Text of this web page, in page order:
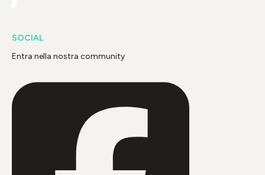
SOCIAL
Entra nella nostra community